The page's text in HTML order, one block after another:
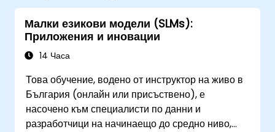
Малки езикови модели (SLMs):
Приложения и иновации
14 Часа
Това обучение, водено от инструктор на живо в
България (онлайн или присъствено), е
насочено към специалисти по данни и
разработчици на начинаещо до средно ниво,